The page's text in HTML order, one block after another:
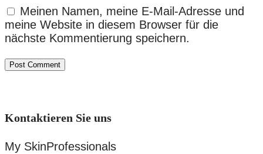
Meinen Namen, meine E-Mail-Adresse und
meine Website in diesem Browser für die
nächste Kommentierung speichern.
Kontaktieren Sie uns
My SkinProfessionals